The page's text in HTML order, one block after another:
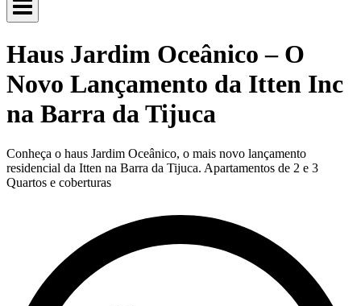
Haus Jardim Oceânico – O
Novo Lançamento da Itten Inc
na Barra da Tijuca
Conheça o haus Jardim Oceânico, o mais novo lançamento
residencial da Itten na Barra da Tijuca. Apartamentos de 2 e 3
Quartos e coberturas